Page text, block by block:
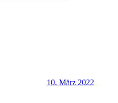
10. März 2022